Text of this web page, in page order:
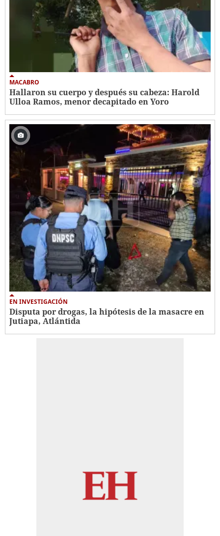
MACABRO
Hallaron su cuerpo y después su cabeza: Harold
Ulloa Ramos, menor decapitado en Yoro
EN INVESTIGACIÓN
Disputa por drogas, la hipótesis de la masacre en
Jutiapa, Atlántida